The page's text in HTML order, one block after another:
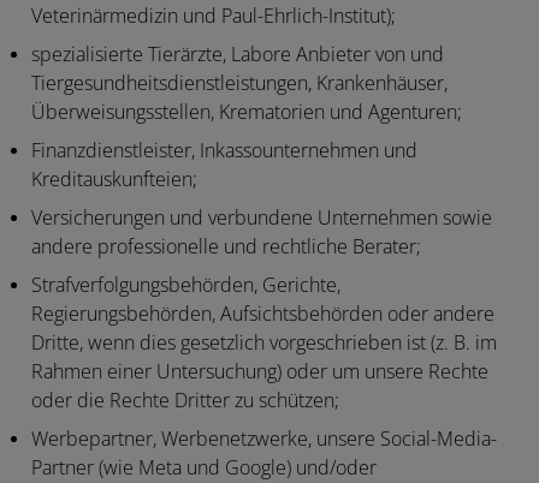
Veterinärmedizin und Paul-Ehrlich-Institut);
spezialisierte Tierärzte, Labore Anbieter von und
Tiergesundheitsdienstleistungen, Krankenhäuser,
Überweisungsstellen, Krematorien und Agenturen;
Finanzdienstleister, Inkassounternehmen und
Kreditauskunfteien;
Versicherungen und verbundene Unternehmen sowie
andere professionelle und rechtliche Berater;
Strafverfolgungsbehörden, Gerichte,
Regierungsbehörden, Aufsichtsbehörden oder andere
Dritte, wenn dies gesetzlich vorgeschrieben ist (z. B. im
Rahmen einer Untersuchung) oder um unsere Rechte
oder die Rechte Dritter zu schützen;
Werbepartner, Werbenetzwerke, unsere Social-Media-
Partner (wie Meta und Google) und/oder